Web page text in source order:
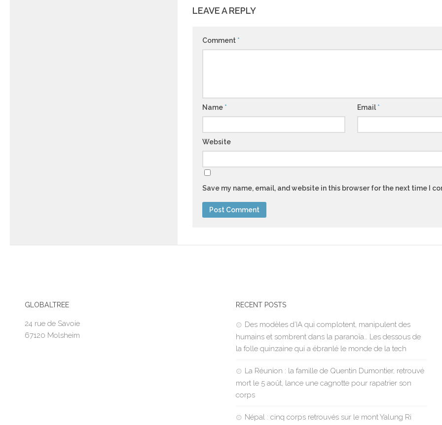
LEAVE A REPLY
Comment *
Name * Email*
Website
Save my name, email, and website in this browser for the next time I
GLOBALTREE
24 rue de Savoie
67120 Molsheim
RECENT POSTS
Des modèles d’IA qui complotent, manipulent des
humains et sombrent dans la paranoïa… Les dessous de
la folle quinzaine qui a ébranlé le monde de la tech
La Réunion : la famille de Quentin Dumontier, retrouvé
mort le 5 août, lance une cagnotte pour rapatrier son
corps
Népal : cinq corps retrouvés sur le mont Yalung Ri